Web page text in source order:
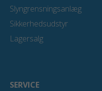
Slyngrensningsanlæg
Sikkerhedsudstyr
Lagersalg
SERVICE